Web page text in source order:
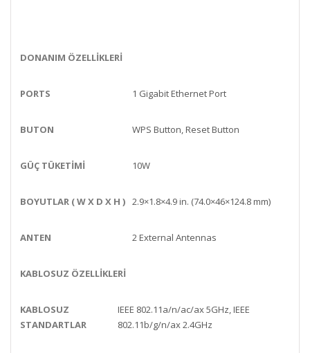
DONANIM ÖZELLİKLERİ
PORTS 1 Gigabit Ethernet Port
BUTON WPS Button, Reset Button
GÜÇ TÜKETIMI 10W
BOYUTLAR ( W X D X H ) 2.9×1.8×4.9 in. (74.0×46×124.8 mm)
ANTEN 2 External Antennas
KABLOSUZ ÖZELLİKLERİ
KABLOSUZ
STANDARTLAR
IEEE 802.11a/n/ac/ax 5GHz, IEEE
802.11b/g/n/ax 2.4GHz